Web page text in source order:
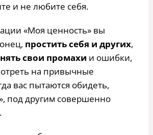
и не любите себя.
«Моя ценность» вы
простить себя и других,
свои промахи и ошибки,
на привычные
вас пытаются обидеть,
под другим совершенно